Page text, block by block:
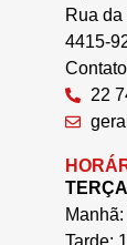
Rua
4415-
22